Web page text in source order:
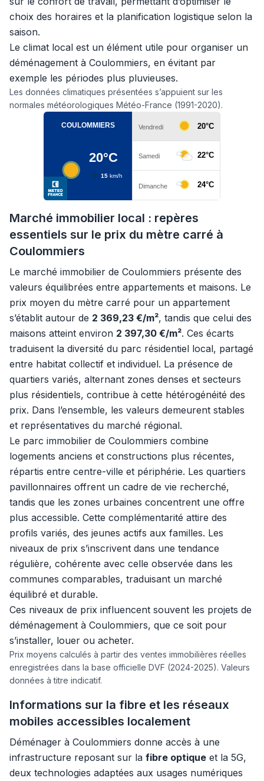
choix des horaires et la planification logistique selon la
saison.
Le climat local est un élément utile pour organiser un
déménagement à Coulommiers, en évitant par
exemple les périodes plus pluvieuses.
Les données climatiques présentées s’appuient sur les
normales météorologiques Météo-France (1991-2020).
Marché immobilier local : repères
essentiels sur le prix du mètre carré à
Coulommiers
Le marché immobilier de Coulommiers présente des
valeurs équilibrées entre appartements et maisons. Le
prix moyen du mètre carré pour un appartement
s’établit autour de 2 369,23 €/m², tandis que celui des
maisons atteint environ 2 397,30 €/m². Ces écarts
traduisent la diversité du parc résidentiel local, partagé
entre habitat collectif et individuel. La présence de
quartiers variés, alternant zones denses et secteurs
plus résidentiels, contribue à cette hétérogénéité des
prix. Dans l’ensemble, les valeurs demeurent stables
et représentatives du marché régional.
Le parc immobilier de Coulommiers combine
logements anciens et constructions plus récentes,
répartis entre centre-ville et périphérie. Les quartiers
pavillonnaires offrent un cadre de vie recherché,
tandis que les zones urbaines concentrent une offre
plus accessible. Cette complémentarité attire des
profils variés, des jeunes actifs aux familles. Les
niveaux de prix s’inscrivent dans une tendance
régulière, cohérente avec celle observée dans les
communes comparables, traduisant un marché
équilibré et durable.
Ces niveaux de prix influencent souvent les projets de
déménagement à Coulommiers, que ce soit pour
s’installer, louer ou acheter.
Prix moyens calculés à partir des ventes immobilières réelles
enregistrées dans la base officielle DVF (2024-2025). Valeurs
données à titre indicatif.
Informations sur la fibre et les réseaux
mobiles accessibles localement
Déménager à Coulommiers donne accès à une
infrastructure reposant sur la fibre optique et la 5G,
deux technologies adaptées aux usages numériques